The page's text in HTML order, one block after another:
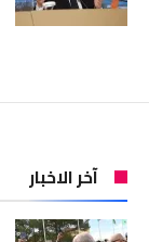
آخر الاخبار